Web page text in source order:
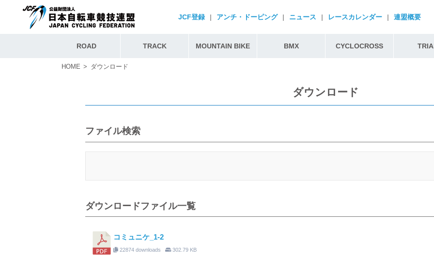
JCF登録 | アンチ・ドーピング | ニュース | レースカレンダー | 連盟概要
ROAD TRACK MOUNTAIN BIKE BMX CYCLOCROSS
HOME ダウンロード
ダウンロード
ファイル検索
ダウンロードファイル一覧
コミュニケ_1-2
22874 downloads 302.79 KB